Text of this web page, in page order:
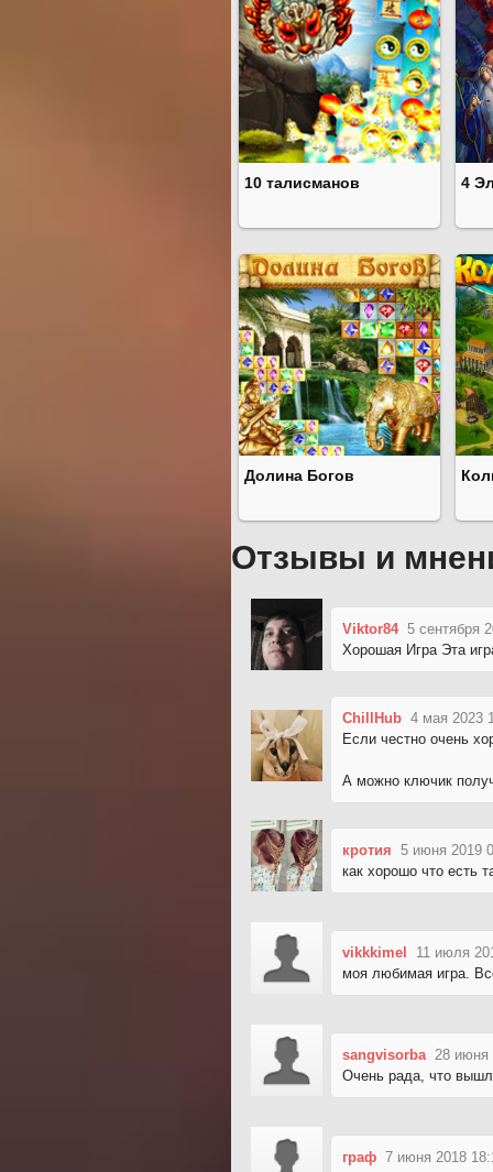
10 талисманов 4
Долина Богов
Отзывы и
Viktor84 5 сентября
Хорошая Игра Эта
ChillHub 4 мая 2023
Если честно очень
А можно ключик
кротия 5 июня 2019
как хорошо что есть
vikkkimel
11 июля
моя любимая игра.
sangvisorba 28 июня
Очень рада, что
граф 7 июня 2018